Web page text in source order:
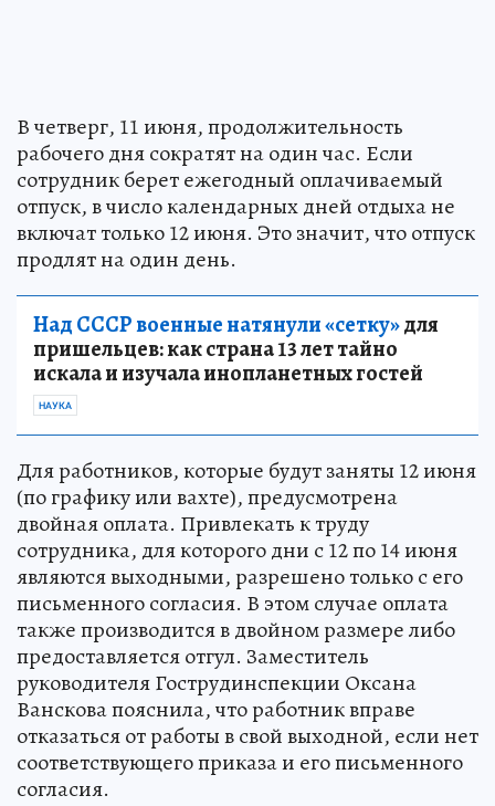
В четверг, 11 июня, продолжительность
рабочего дня сократят на один час. Если
сотрудник берет ежегодный оплачиваемый
отпуск, в число календарных дней отдыха не
включат только 12 июня. Это значит, что отпуск
продлят на один день.
Над СССР военные натянули «сетку»для
пришельцев: как страна 13 лет тайно
искала и изучала инопланетных гостей
НАУКА
Для работников, которые будут заняты 12 июня
(по графику или вахте), предусмотрена
двойная оплата. Привлекать к труду
сотрудника, для которого дни с 12 по 14 июня
являются выходными, разрешено только с его
письменного согласия. В этом случае оплата
также производится в двойном размере либо
предоставляется отгул. Заместитель
руководителя Гострудинспекции Оксана
Ванскова пояснила, что работник вправе
отказаться от работы в свой выходной, если нет
соответствующего приказа и его письменного
согласия.